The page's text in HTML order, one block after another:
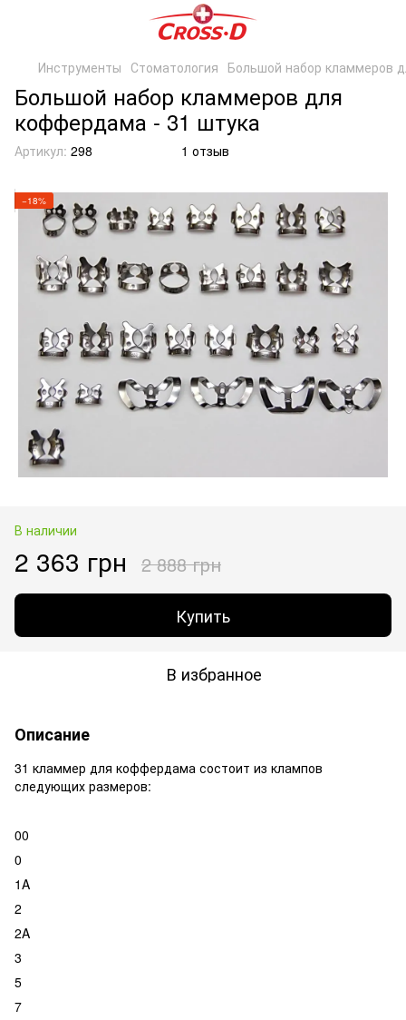
Инструменты Стоматология Большой набор кламмеров
Большой набор кламмеров для
коффердама - 31 штука
Артикул: 298 1 отзыв
−18%
В наличии
2 363 грн 2 888 грн
Купить
В избранное
Описание
31 кламмер для коффердама состоит из клампов
следующих размеров:
00
0
1A
2
2A
3
5
7